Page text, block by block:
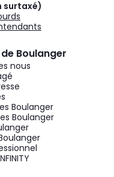
surtaxé)
Boulanger
nous
Boulanger
Boulanger